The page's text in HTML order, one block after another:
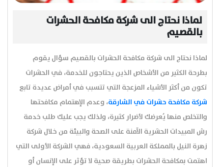
لماذا نحتاج الى شركة مكافحة الحشرات
بالقصيم
لماذا نحتاج الى شركة مكافحة الحشرات بالقصيم سؤال يقوم
بطرحة الكثير من الأشخاص الذين يحتاجون للخدمة، في الحشرات
تكون من أكثر الأشياء المزعجة التي تتسبب في أمراض عديدة تابع
شركة مكافحة حشرات في الشارقة، وعدم الإهتمام مكافحتها
والتخلص منها يُعرضك لأضرار كثيرة، ولذلك يجب عليك طلب خدمة
رش المبيدات الحشرية الآمنة على الصحة والبيئة من خلال شركة
زهرة النيل بالمملكة العربية السعودية، فهي الشركة الأولى التي
اهتمت بمكافحة الحشرات بطريقة صحية لا تؤثر على الإنسان أو